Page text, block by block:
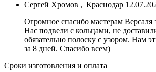
Сергей Хромов , Краснодар
Огромное спасибо мастерам Версаля
Нас подвели с кольцами, не
обязательно полоску с узором. Нам
за 8 дней. Спасибо всем)
Сроки изготовления и оплата